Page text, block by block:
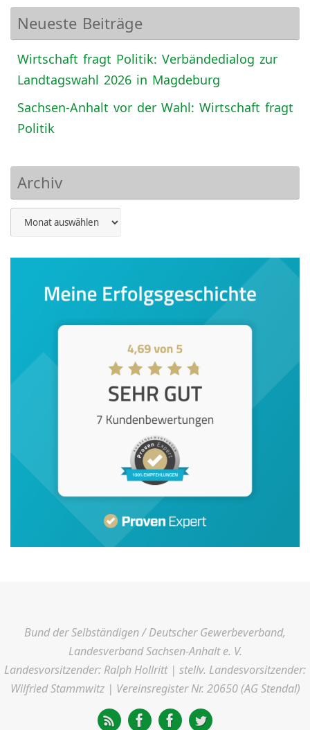
Neueste Beiträge
Wirtschaft fragt Politik: Verbändedialog zur
Landtagswahl 2026 in Magdeburg
Sachsen-Anhalt vor der Wahl: Wirtschaft fragt
Politik
Archiv
Archiv
Bund der Selbständigen / Deutscher Gewerbeverband,
Landesverband Sachsen-Anhalt e. V.
Landesvorsitzender: Ralph Hollritt | stellv. Landesvorsitzender:
Wilfried Stammwitz | Vereinsregister Nr. 20650 (AG Stendal)